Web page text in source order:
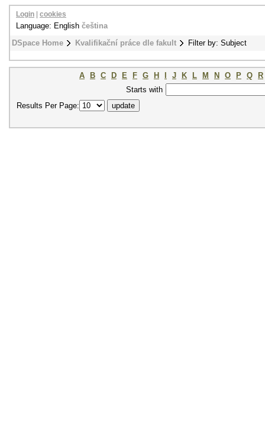
DSpace Home Kvalifikační práce dle fakult Filter by: Subject
Login cookies
Language: English čeština
A B C D E F G H J K L M N O P Q
R
Starts with
Results Per Page: